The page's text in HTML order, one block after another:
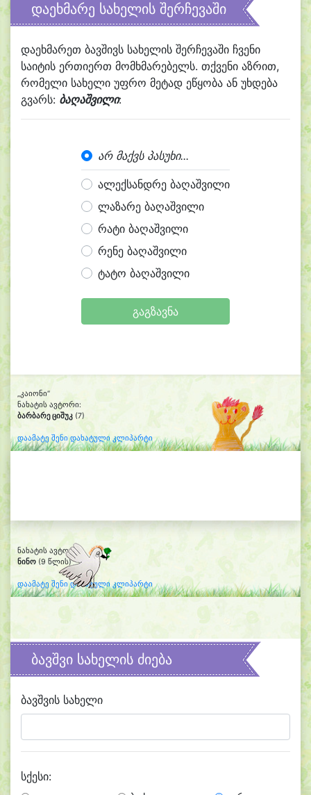
დაეხმარე სახელის შერჩევაში
დაეხმარეთ ბავშივს სახელის შერჩევაში ჩვენი
საიტის ერთიერთ მომხმარებელს. თქვენი აზრით,
რომელი სახელი უფრო მეტად ეწყობა ან უხდება
გვარს: ბაღაშვილი:
არ მაქვს პასუხი...
ალექსანდრე ბაღაშვილი
ლაზარე ბაღაშვილი
რატი ბაღაშვილი
რენე ბაღაშვილი
ტატო ბაღაშვილი
გაგზავნა
„კაიონი“
ნახატის ავტორი:
ბარბარე ციშუკ (7)
დაამატე შენი დახატული კლიპარტი
ნახატის ავტორი:
ნინო (9 წლის)
დაამატე შენი დახატული კლიპარტი
ბავშვი სახელის ძიება
ბავშვის სახელი
სქესი: